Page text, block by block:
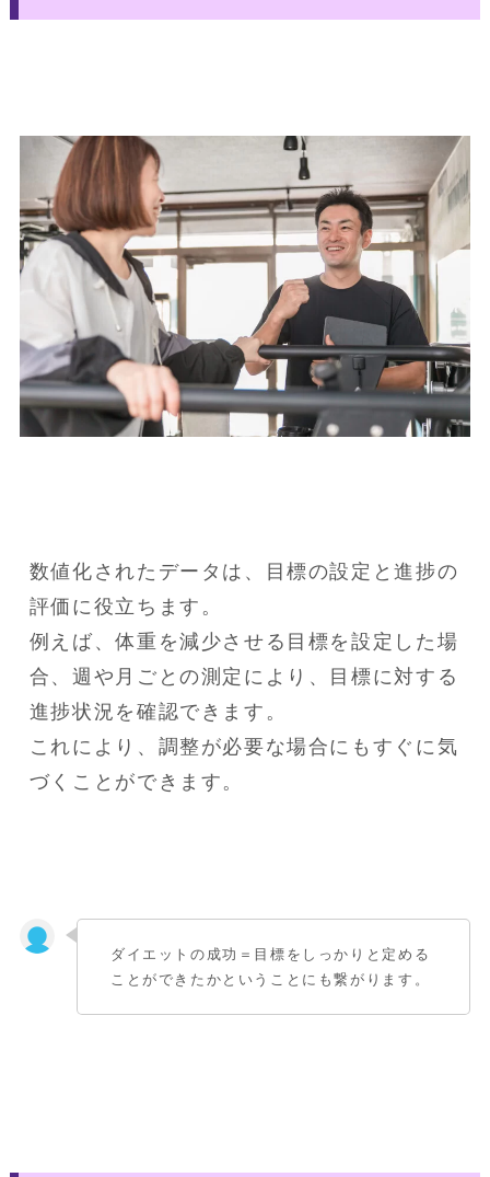
数値化されたデータは、目標の設定と進捗の
評価に役立ちます。
例えば、体重を減少させる目標を設定した場
合、週や月ごとの測定により、目標に対する
進捗状況を確認できます。
これにより、調整が必要な場合にもすぐに気
づくことができます。
ダイエットの成功＝目標をしっかりと定める
ことができたかということにも繋がります。